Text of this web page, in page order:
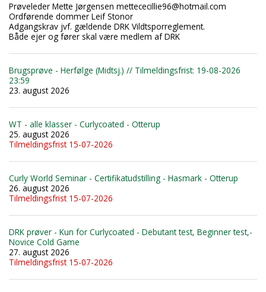
Prøveleder Mette Jørgensen mettececillie96@hotmail.com
Ordførende dommer Leif Stonor
Adgangskrav jvf. gældende DRK Vildtsporreglement.
Både ejer og fører skal være medlem af DRK
Brugsprøve - Herfølge (Midtsj.) // Tilmeldingsfrist: 19-08-2026
23:59
23. august 2026
WT - alle klasser - Curlycoated - Otterup
25. august 2026
Tilmeldingsfrist 15-07-2026
Curly World Seminar - Certifikatudstilling - Hasmark - Otterup
26. august 2026
Tilmeldingsfrist 15-07-2026
DRK prøver - Kun for Curlycoated - Debutant test, Beginner test,-
Novice Cold Game
27. august 2026
Tilmeldingsfrist 15-07-2026